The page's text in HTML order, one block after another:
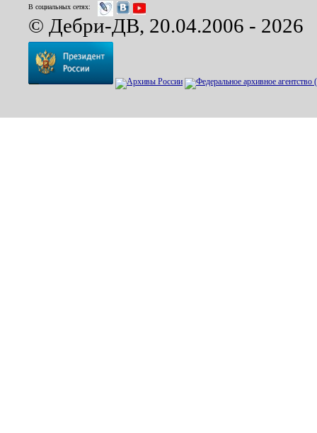
В социальных сетях:
© Дебри-ДВ, 20.04.2006 - 2026